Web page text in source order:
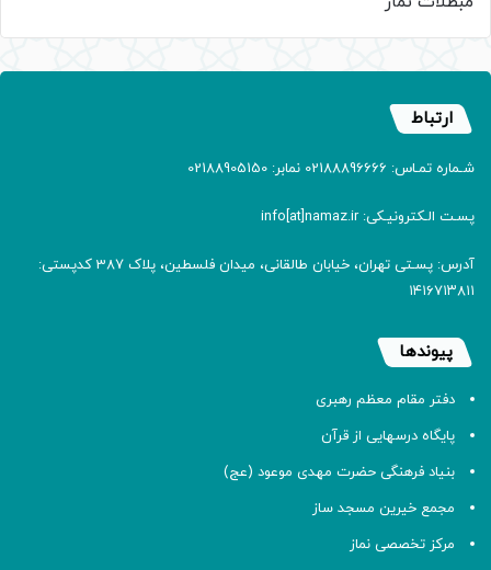
ارتباط
شـماره تمـاس: 02188896666 نمابر: 02188905150
پسـت الـکترونیـکی: info[at]namaz.ir
آدرس: پسـتی تهران، خیابان طالقانی، میدان فلسطین، پلاک 387 کدپستی:
۱۴۱۶۷۱۳۸۱۱
پیوندها
دفتر مقام معظم رهبری
پایگاه درسهایی از قرآن
بنیاد فرهنگی حضرت مهدی موعود (عج)
مجمع خیرین مسجد ساز
مرکز تخصصی نماز